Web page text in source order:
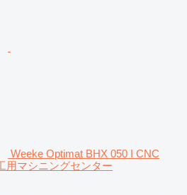
Weeke Optimat BHX 050 I CNC
用マシニングセンター